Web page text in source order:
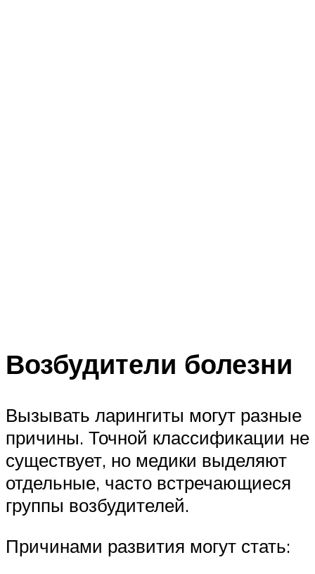
Возбудители болезни
Вызывать ларингиты могут разные
причины. Точной классификации не
существует, но медики выделяют
отдельные, часто встречающиеся
группы возбудителей.
Причинами развития могут стать: